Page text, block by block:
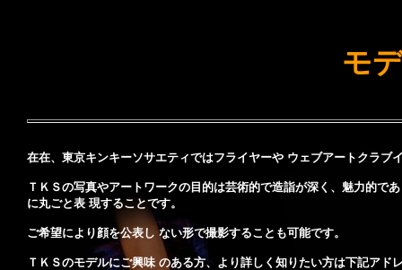
モ
在在、東京キンキーソサエティではフライヤーや ウェブアートクラブ
ＴＫＳの写真やアートワークの目的は芸術的で造詣が深く、魅力的で
に丸ごと表 現することです。
ご希望により顔を公表し ない形で撮影することも可能です。
ＴＫＳのモデルにご興味 のある方、より詳しく知りたい方は下記アド